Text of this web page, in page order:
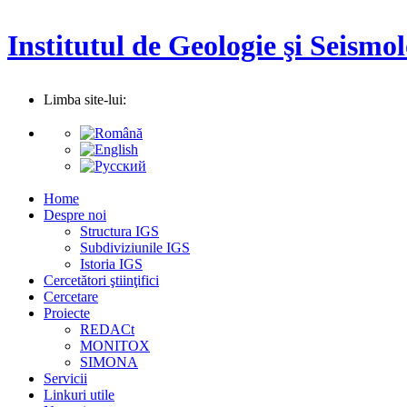
Institutul de Geologie şi
Limba site-lui:
Home
Despre noi
Structura IGS
Subdiviziunile IGS
Istoria IGS
Cercetători ştiinţifici
Cercetare
Proiecte
REDACt
MONITOX
SIMONA
Servicii
Linkuri utile